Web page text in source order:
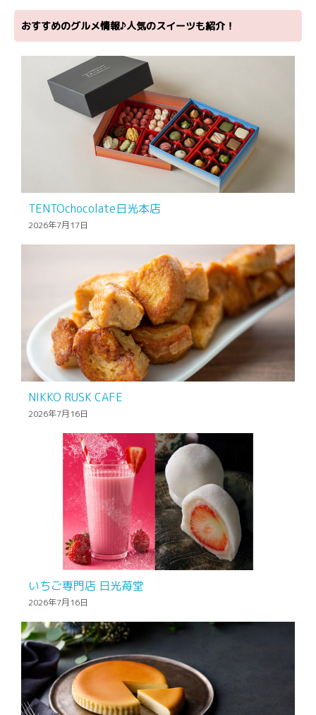
おすすめのグルメ情報♪人気のスイーツも紹介！
TENTOchocolate日光本店
2026年7月17日
NIKKO RUSK CAFE
2026年7月16日
いちご専門店 日光苺堂
2026年7月16日